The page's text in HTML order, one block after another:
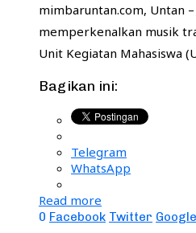
mimbaruntan.com, Untan
memperkenalkan musik
Unit Kegiatan Mahasiswa
Bagikan ini:
Telegram
WhatsApp
Read more
0 Facebook Twitter